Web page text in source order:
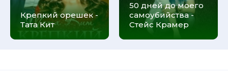
Крепкий орешек -
Тата Кит
50 дней до моего
самоубийства -
Стейс Крамер